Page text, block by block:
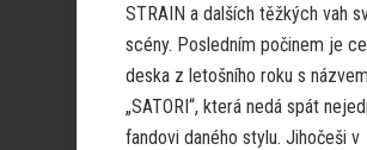
STRAIN a dalších těžkých vah
scény. Posledním počinem je
deska z letošního roku s názvem
„SATORI“, která nedá spát
fandovi daného stylu. Jihočeši v